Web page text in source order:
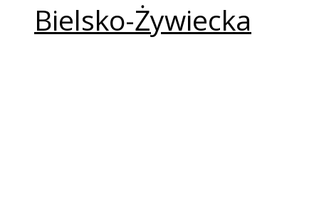
Bielsko-Żywiecka